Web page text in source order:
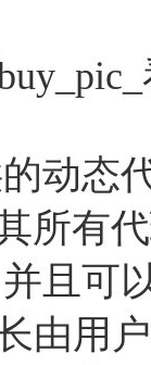
动态
所有
且可
由用